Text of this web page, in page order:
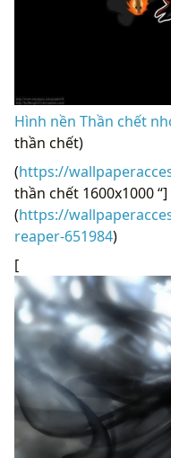
Hình nền Thần chết
thần chết)
(https://
thần chết 1600x1000 “]
(https://
reaper-651984)
[